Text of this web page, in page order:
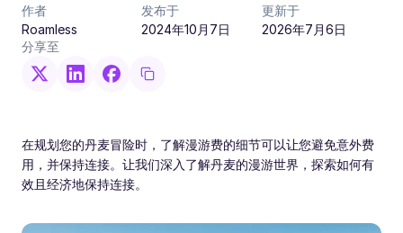
作者
Roamless
发布于
2024年10月7日
更新于
2026年7月6日
分享至
在规划您的丹麦冒险时，了解漫游费的细节可以让您避免意外费
用，并保持连接。让我们深入了解丹麦的漫游世界，探索如何有
效且经济地保持连接。